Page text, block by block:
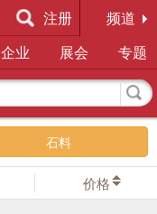
注册
频道
企业 展会 专题
石料
价格